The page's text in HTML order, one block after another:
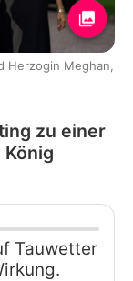
Herzogin Meghan,
zu einer
Tauwetter